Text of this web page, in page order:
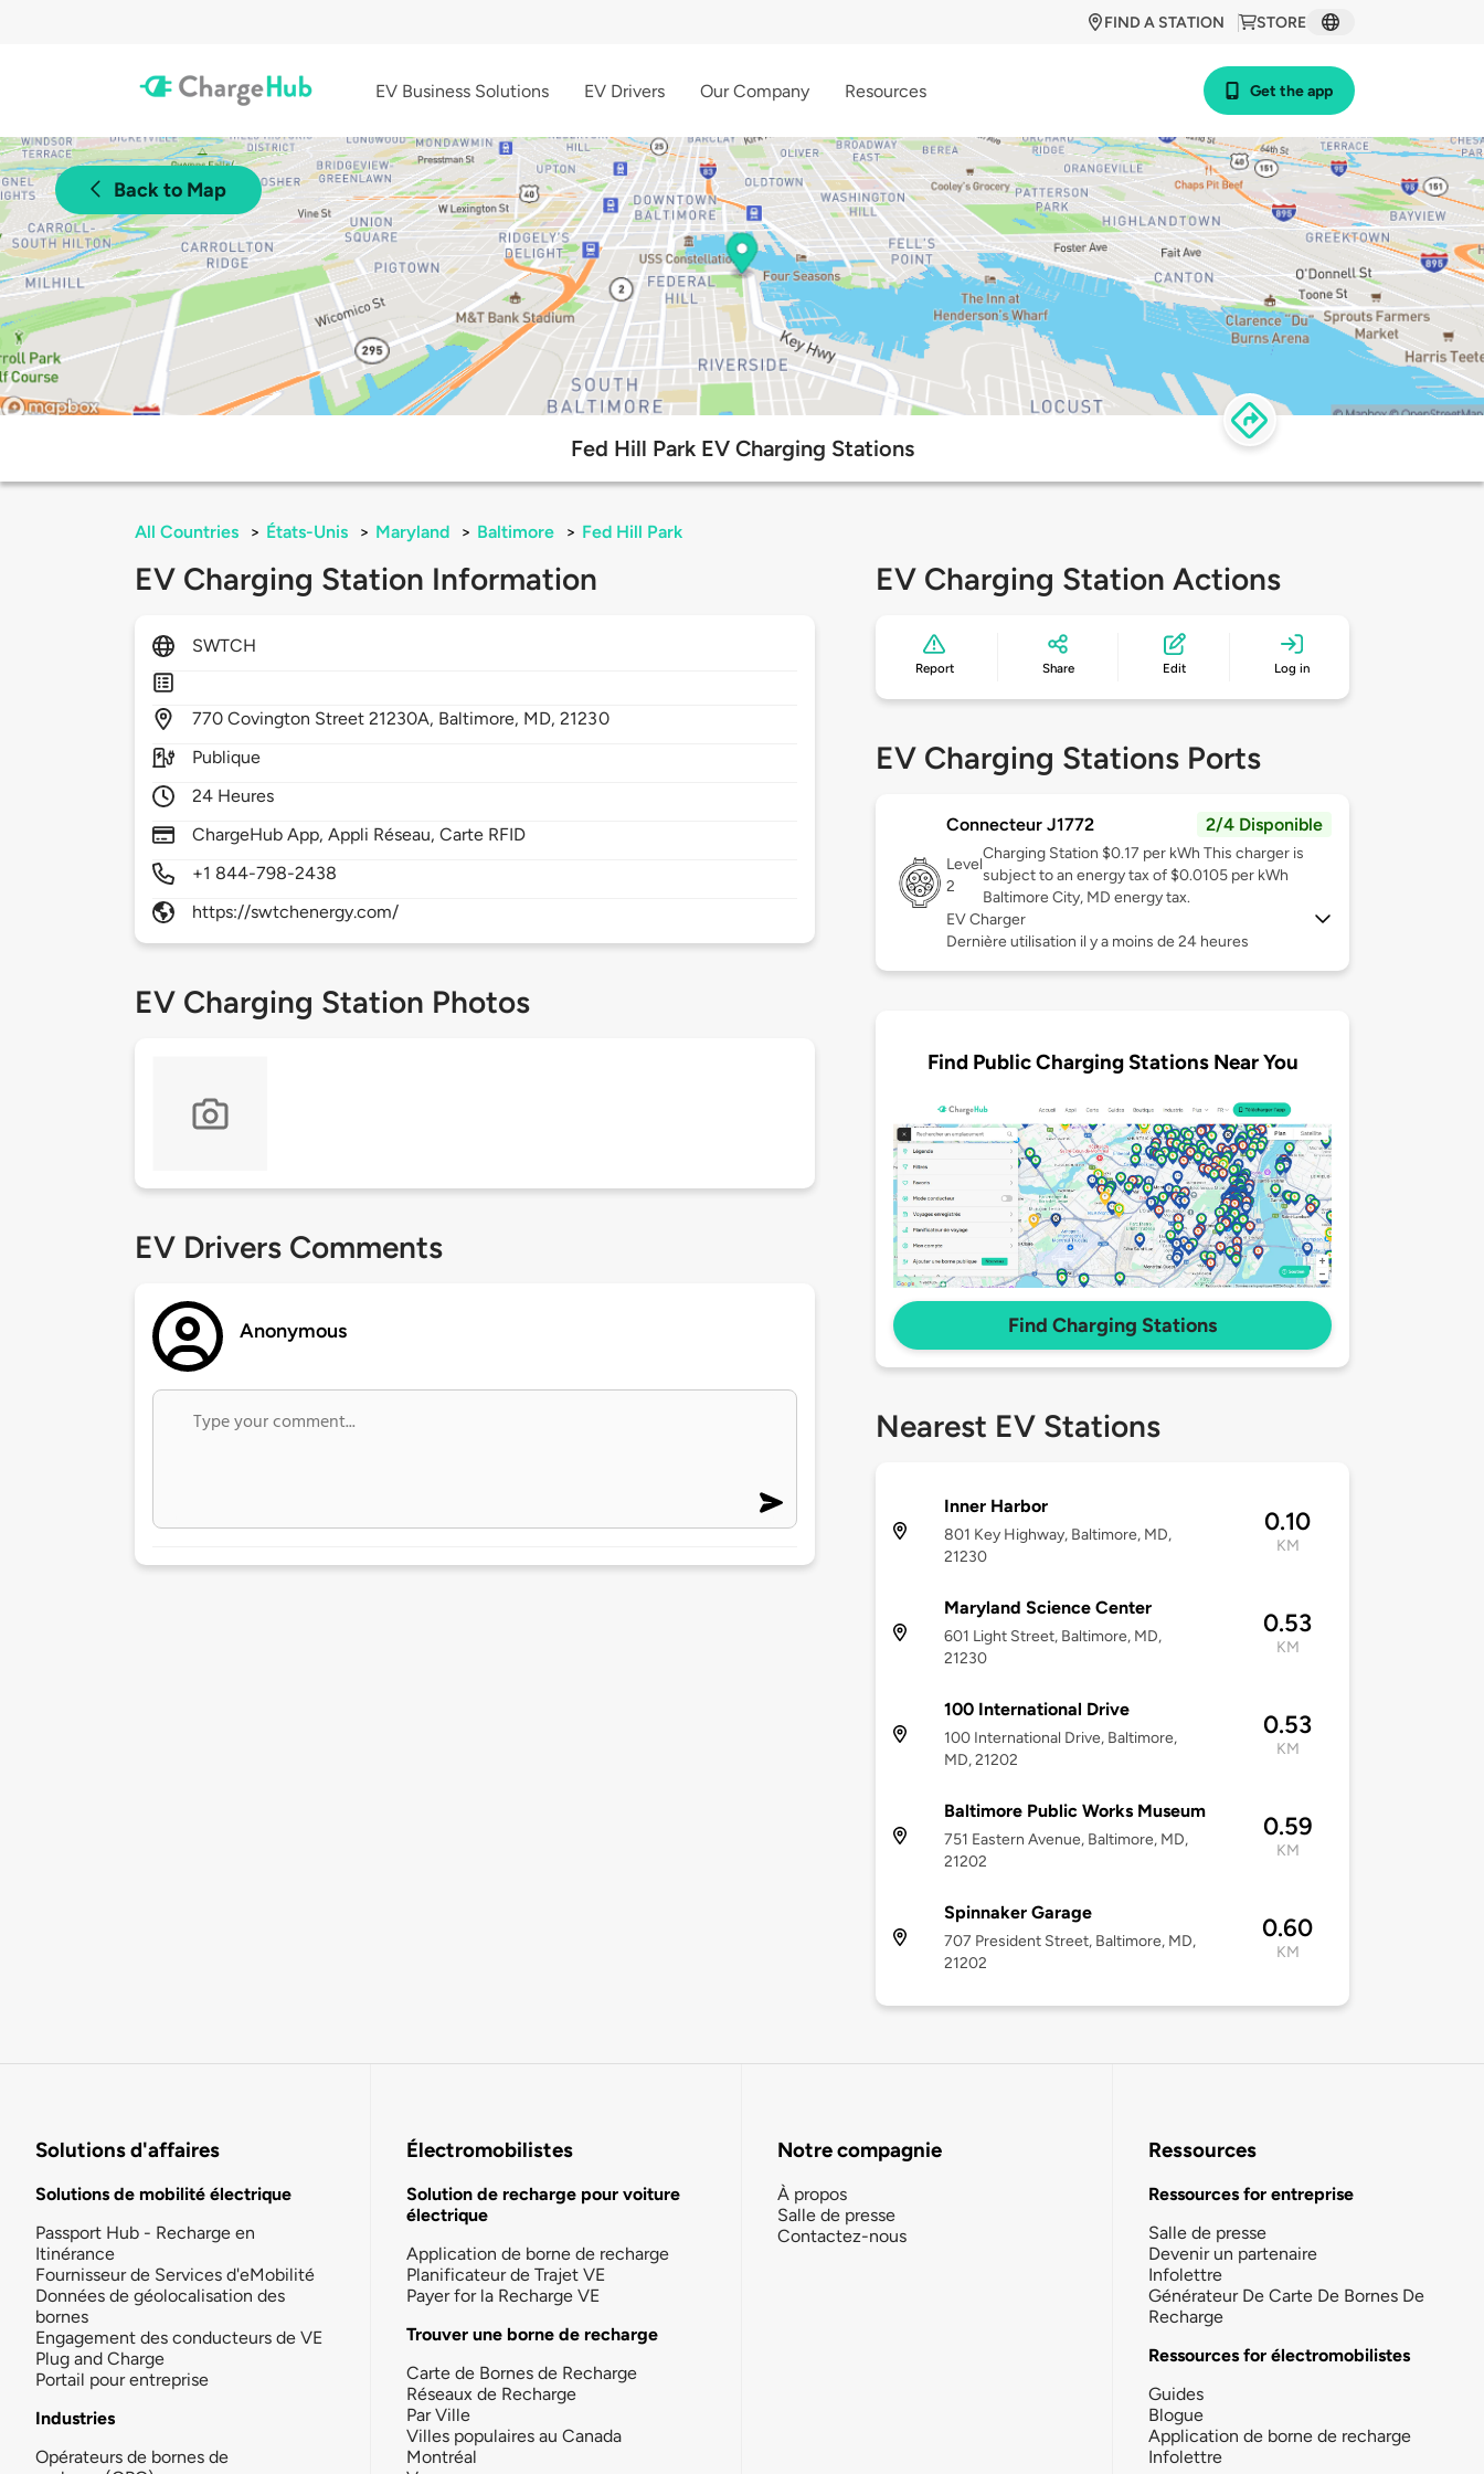
STORE
FIND A STATION
EV Business Solutions EV Drivers Our Company Resources Get the app
Back to Map
Fed Hill Park EV Charging Stations
All Countries > États-Unis > Maryland > Baltimore > Fed Hill Park
EV Charging Station Information
SWTCH
770Covington Street 21230A, Baltimore, MD,21230
Publique
24 Heures
ChargeHub App, Appli Réseau, Carte RFID
+1 844-798-2438
https://swtchenergy.com/
EV Charging Station Photos
EV Drivers Comments
Anonymous
EV Charging Station Actions
Report Share Edit Log in
EV Charging Stations Ports
Connecteur J1772 2/4 Disponible
Level
2
Charging Station $0.17 per kWh This charger is
subject to an energy tax of $0.0105 per kWh
Baltimore City, MD energy tax.
EV Charger
Dernière utilisation il y a moins de 24 heures
Find Public Charging Stations Near You
Find Charging Stations
Nearest EV Stations
Inner Harbor
801 Key Highway, Baltimore, MD,
21230
0.10
KM
Maryland Science Center
601 Light Street, Baltimore, MD,
21230
0.53
KM
100 International Drive
100 International Drive, Baltimore,
MD, 21202
0.53
KM
Baltimore Public Works Museum
751 Eastern Avenue, Baltimore, MD,
21202
0.59
KM
Spinnaker Garage
707 President Street, Baltimore, MD,
21202
0.60
KM
Solutions d'affaires
Solutions de mobilité électrique
Passport Hub - Recharge en
Itinérance
Fournisseur de Services d'eMobilité
Données de géolocalisation des
bornes
Engagement des conducteurs de VE
Plug and Charge
Portail pour entreprise
Industries
Opérateurs de bornes de
Électromobilistes
Solution de recharge pour voiture
électrique
Application de borne de recharge
Planificateur de Trajet VE
Payer for la Recharge VE
Trouver une borne de recharge
Carte de Bornes de Recharge
Réseaux de Recharge
Par Ville
Villes populaires au Canada
Montréal
Notre compagnie
À propos
Salle de presse
Contactez-nous
Ressources
Ressources for entreprise
Salle de presse
Devenir un partenaire
Infolettre
Générateur De Carte De Bornes De
Recharge
Ressources for électromobilistes
Guides
Blogue
Application de borne de recharge
Infolettre